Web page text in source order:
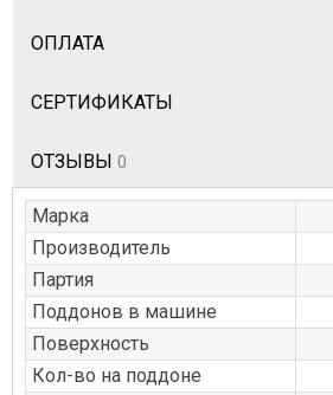
ОПЛАТА
СЕРТИФИКАТЫ
ОТЗЫВЫ 0
Марка
Производитель
Партия
Поддонов в машине
Поверхность
Кол-во на поддоне